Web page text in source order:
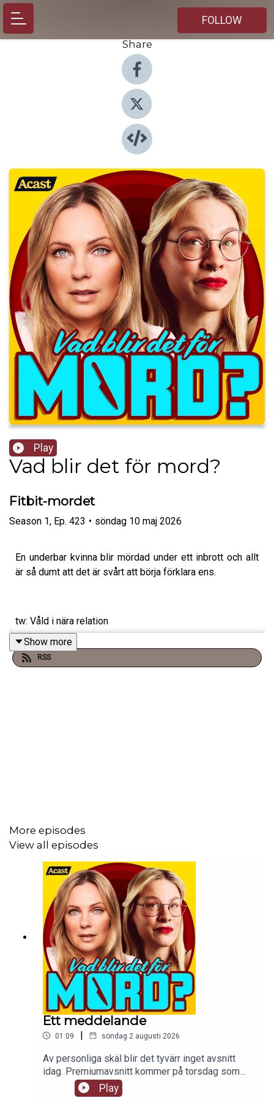
FOLLOW
Share
Play
Vad blir det för mord?
Fitbit-mordet
Season 1, Ep. 423 • söndag 10 maj 2026
En underbar kvinna blir mördad under ett inbrott och allt
är så dumt att det är svårt att börja förklara ens.
tw: Våld i nära relation
Varje torsdag släpper vi ett Premiumavsnitt på
Supercast! –
Show more
RSS
More episodes
View all episodes
Ett meddelande
01:09 | söndag 2 augusti 2026
Av personliga skäl blir det tyvärr inget avsnitt
idag. Premiumavsnitt kommer på torsdag som
planerat.
Play